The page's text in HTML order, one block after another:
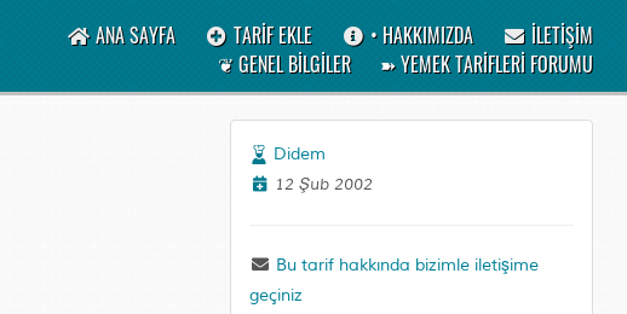
ANA SAYFA TARİF EKLE • HAKKIMIZDA
İLETİŞİM
❦ GENEL BİLGİLER
➽ YEMEK TARİFLERİ FORUMU
Didem
12 Şub 2002
Bu tarif hakkında bizimle iletişime
geçiniz